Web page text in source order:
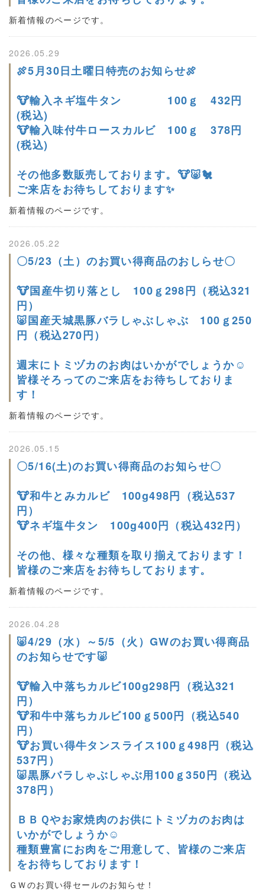
新着情報のページです。
2026.05.29
🍖5月30日土曜日特売のお知らせ🍖
🐮輸入ネギ塩牛タン 100ｇ 432円
(税込)
🐮輸入味付牛ロースカルビ 100ｇ 378円
(税込)
その他多数販売しております。🐮🐷🐔
ご来店をお待ちしております✨
新着情報のページです。
2026.05.22
〇5/23（土）のお買い得商品のおしらせ〇
🐮国産牛切り落とし 100ｇ298円（税込321
円）
🐷国産天城黒豚バラしゃぶしゃぶ 100ｇ250
円（税込270円）
週末にトミヅカのお肉はいかがでしょうか☺
皆様そろってのご来店をお待ちしておりま
す！
新着情報のページです。
2026.05.15
〇5/16(土)のお買い得商品のお知らせ〇
🐮和牛とみカルビ 100g498円（税込537
円）
🐮ネギ塩牛タン 100g400円（税込432円）
その他、様々な種類を取り揃えております！
皆様のご来店をお待ちしております。
新着情報のページです。
2026.04.28
🐷4/29（水）～5/5（火）GWのお買い得商品
のお知らせです🐷
🐮輸入中落ちカルビ100g298円（税込321
円）
🐮和牛中落ちカルビ100ｇ500円（税込540
円）
🐮お買い得牛タンスライス100ｇ498円（税込
537円）
🐷黒豚バラしゃぶしゃぶ用100ｇ350円（税込
378円）
ＢＢＱやお家焼肉のお供にトミヅカのお肉は
いかがでしょうか☺
種類豊富にお肉をご用意して、皆様のご来店
をお待ちしております！
ＧＷのお買い得セールのお知らせ！